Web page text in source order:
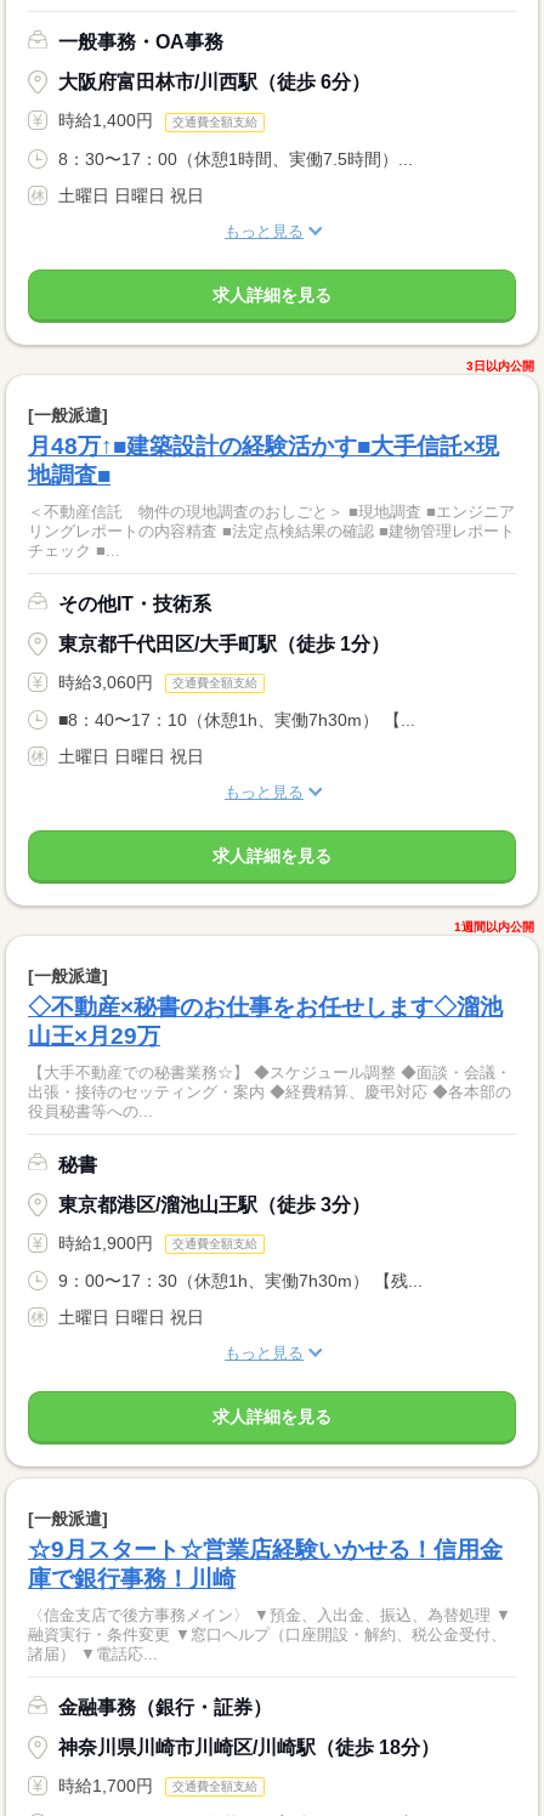
一般事務・OA事務
大阪府富田林市/川西駅（徒歩 6分）
時給1,400円 交通費全額支給
8：30〜17：00（休憩1時間、実働7.5時間）...
土曜日 日曜日 祝日
もっと見る
求人詳細を見る
3日以内公開
[一般派遣]
月48万↑■建築設計の経験活かす■大手信託×現
地調査■
＜不動産信託 物件の現地調査のおしごと＞ ■現地調査 ■エンジニア
リングレポートの内容精査 ■法定点検結果の確認 ■建物管理レポート
チェック ■...
その他IT・技術系
東京都千代田区/大手町駅（徒歩 1分）
時給3,060円 交通費全額支給
■8：40〜17：10（休憩1h、実働7h30m） 【...
土曜日 日曜日 祝日
もっと見る
求人詳細を見る
1週間以内公開
[一般派遣]
◇不動産×秘書のお仕事をお任せします◇溜池
山王×月29万
【大手不動産での秘書業務☆】 ◆スケジュール調整 ◆面談・会議・
出張・接待のセッティング・案内 ◆経費精算、慶弔対応 ◆各本部の
役員秘書等への...
秘書
東京都港区/溜池山王駅（徒歩 3分）
時給1,900円 交通費全額支給
9：00〜17：30（休憩1h、実働7h30m） 【残...
土曜日 日曜日 祝日
もっと見る
求人詳細を見る
[一般派遣]
☆9月スタート☆営業店経験いかせる！信用金
庫で銀行事務！川崎
〈信金支店で後方事務メイン〉 ▼預金、入出金、振込、為替処理 ▼
融資実行・条件変更 ▼窓口ヘルプ（口座開設・解約、税公金受付、
諸届） ▼電話応...
金融事務（銀行・証券）
神奈川県川崎市川崎区/川崎駅（徒歩 18分）
時給1,700円 交通費全額支給